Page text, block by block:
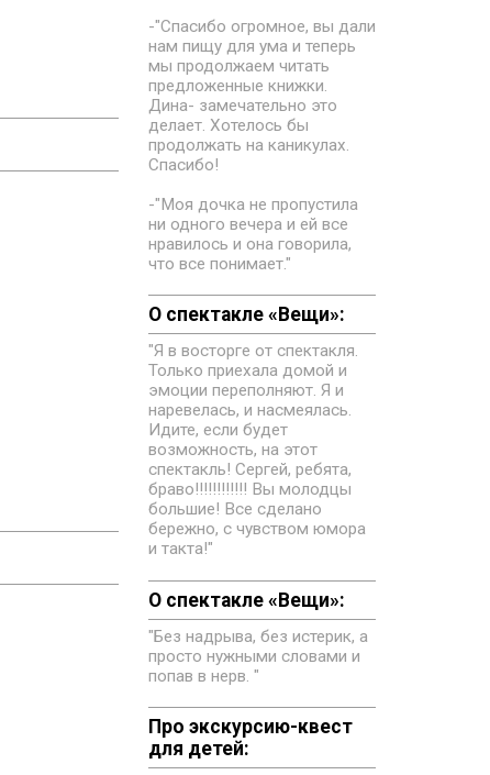
-"Спасибо огромное, вы дали
нам пищу для ума и теперь
мы продолжаем читать
предложенные книжки.
Дина- замечательно это
делает. Хотелось бы
продолжать на каникулах.
Спасибо!
-"Моя дочка не пропустила
ни одного вечера и ей все
нравилось и она говорила,
что все понимает."
О спектакле «Вещи»:
"Я в восторге от спектакля.
Только приехала домой и
эмоции переполняют. Я и
наревелась, и насмеялась.
Идите, если будет
возможность, на этот
спектакль! Сергей, ребята,
браво!!!!!!!!!!!! Вы молодцы
большие! Все сделано
бережно, с чувством юмора
и такта!"
О спектакле «Вещи»:
"Без надрыва, без истерик, а
просто нужными словами и
попав в нерв. "
Про экскурсию-квест
для детей: